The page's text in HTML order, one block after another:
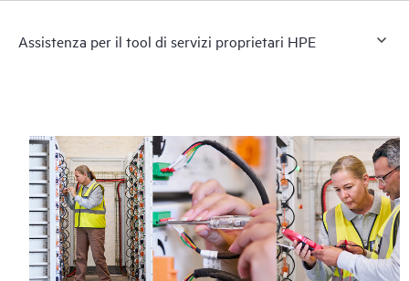
Assistenza per il tool di servizi proprietari HPE